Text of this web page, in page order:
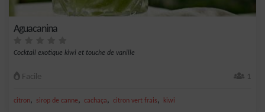
Aguacanina
Cocktail exotique kiwi et touche de vanille
Facile 1
citron, sirop de canne, cachaça, citron vert frais, kiwi